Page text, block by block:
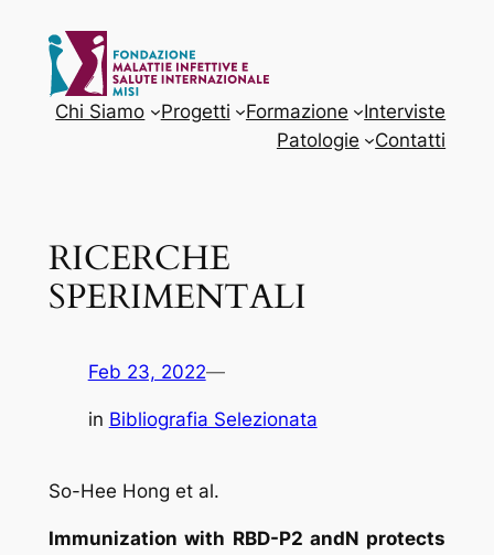
contenuto
Chi Siamo
Progetti Formazione
Interviste
Patologie
Contatti
RICERCHE
SPERIMENTALI
Feb 23, 2022—
in Bibliografia Selezionata
So-Hee Hong et al.
Immunization with RBD-P2 andN protects